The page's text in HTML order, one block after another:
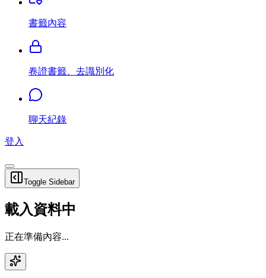
書籤內容
卷證書籤、去識別化
聊天紀錄
登入
Toggle Sidebar
載入資料中
正在準備內容...